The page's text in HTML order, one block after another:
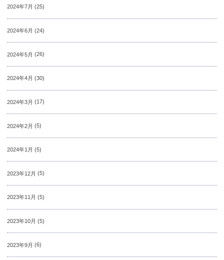
2024年7月 (25)
2024年6月 (24)
2024年5月 (26)
2024年4月 (30)
2024年3月 (17)
2024年2月 (5)
2024年1月 (5)
2023年12月 (5)
2023年11月 (5)
2023年10月 (5)
2023年9月 (6)